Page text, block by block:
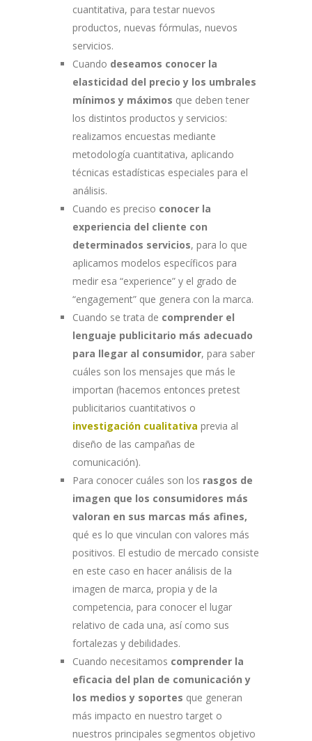
cuantitativa, para testar nuevos
productos, nuevas fórmulas, nuevos
servicios.
Cuando deseamos conocer la
elasticidad del precio y los umbrales
mínimos y máximos que deben tener
los distintos productos y servicios:
realizamos encuestas mediante
metodología cuantitativa, aplicando
técnicas estadísticas especiales para el
análisis.
Cuando es preciso conocer la
experiencia del cliente con
determinados servicios, para lo que
aplicamos modelos específicos para
medir esa “experience” y el grado de
“engagement” que genera con la marca.
Cuando se trata de comprender el
lenguaje publicitario más adecuado
para llegar al consumidor, para saber
cuáles son los mensajes que más le
importan (hacemos entonces pretest
publicitarios cuantitativos o
investigación cualitativa previa al
diseño de las campañas de
comunicación).
Para conocer cuáles son los rasgos de
imagen que los consumidores más
valoran en sus marcas más afines,
qué es lo que vinculan con valores más
positivos. El estudio de mercado consiste
en este caso en hacer análisis de la
imagen de marca, propia y de la
competencia, para conocer el lugar
relativo de cada una, así como sus
fortalezas y debilidades.
Cuando necesitamos comprender la
eficacia del plan de comunicación y
los medios y soportes que generan
más impacto en nuestro target o
nuestros principales segmentos objetivo